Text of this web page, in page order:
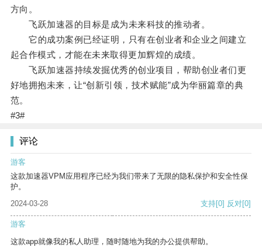
方向。
飞跃加速器的目标是成为未来科技的推动者。
它的成功案例已经证明，只有在创业者和企业之间建立
起合作模式，才能在未来取得更加辉煌的成绩。
飞跃加速器持续发掘优秀的创业项目，帮助创业者们更
好地拥抱未来，让“创新引领，技术赋能”成为华丽篇章的典
范。
#3#
评论
游客
这款加速器VPM应用程序已经为我们带来了无限的隐私保护和安全性保
护。
2024-03-28
支持[0] 反对[0]
游客
这款app就像我的私人助理，随时随地为我的办公提供帮助。